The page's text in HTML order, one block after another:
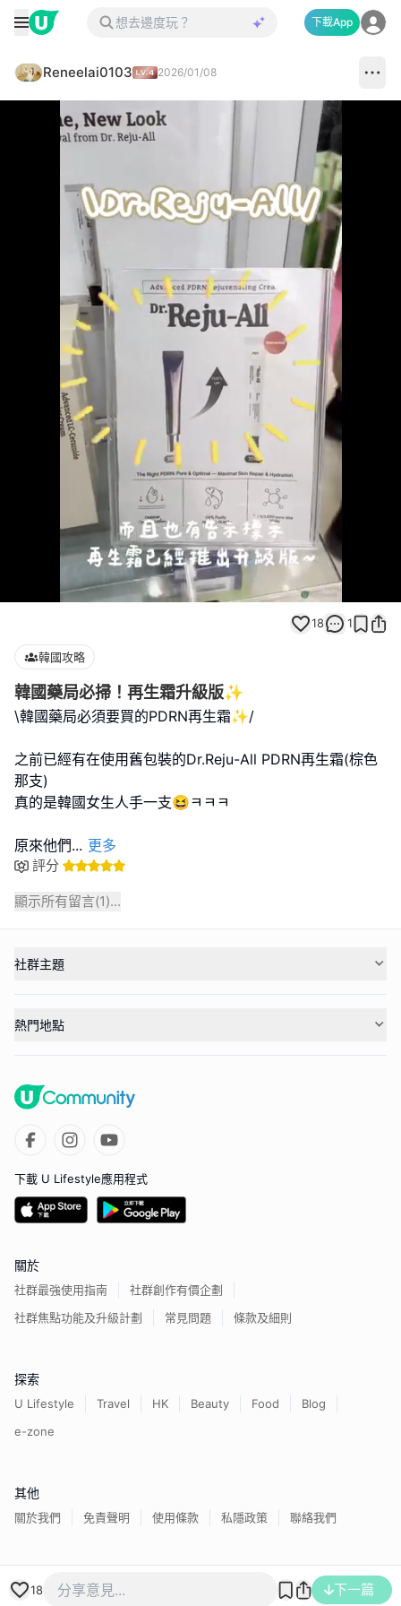
下載App
Reneelai0103 2026/01/08
Loaded:
100.00%
18 1
韓國攻略
韓國藥局必掃！再生霜升級版✨
\韓國藥局必須要買的PDRN再生霜✨/
之前已經有在使用舊包裝的Dr.Reju-All PDRN再生霜(棕色
那支)
真的是韓國女生人手一支😆ㅋㅋㅋ
原來他們... 更多
評分
顯示所有留言(1)...
18 下一篇
社群主題
熱門地點
下載 U Lifestyle應用程式
關於
社群最強使用指南
社群創作有價企劃
社群焦點功能及升級計劃
常見問題 條款及細則
探索
U Lifestyle Travel HK Beauty Food
Blog
e-zone
其他
關於我們 免責聲明 使用條款 私隱政策 聯絡我們
香港經濟日報版權所有©